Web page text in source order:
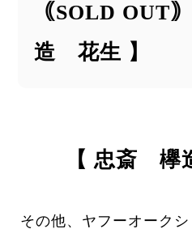
｟SOLD OUT
造 花生 】
【 忠斎 欅
その他、ヤフーオーク